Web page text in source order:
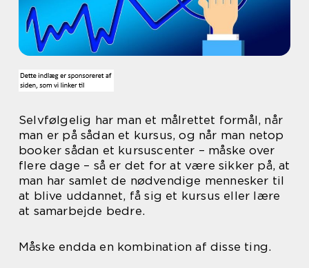
Selvfølgelig har man et målrettet formål, når
man er på sådan et kursus, og når man netop
booker sådan et kursuscenter – måske over
flere dage – så er det for at være sikker på, at
man har samlet de nødvendige mennesker til
at blive uddannet, få sig et kursus eller lære
at samarbejde bedre.
Måske endda en kombination af disse ting.